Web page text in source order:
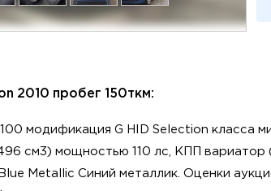
2010 пробег 150ткм:
модификация G HID Selection класса
см3) мощностью 110 лс, КПП вариатор
Metallic Синий металлик. Оценки